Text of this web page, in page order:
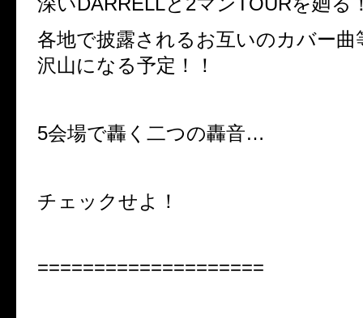
各地で披露されるお互いのカバー曲
沢山になる予定！！
5会場で轟く二つの轟音…
チェックせよ！
====================